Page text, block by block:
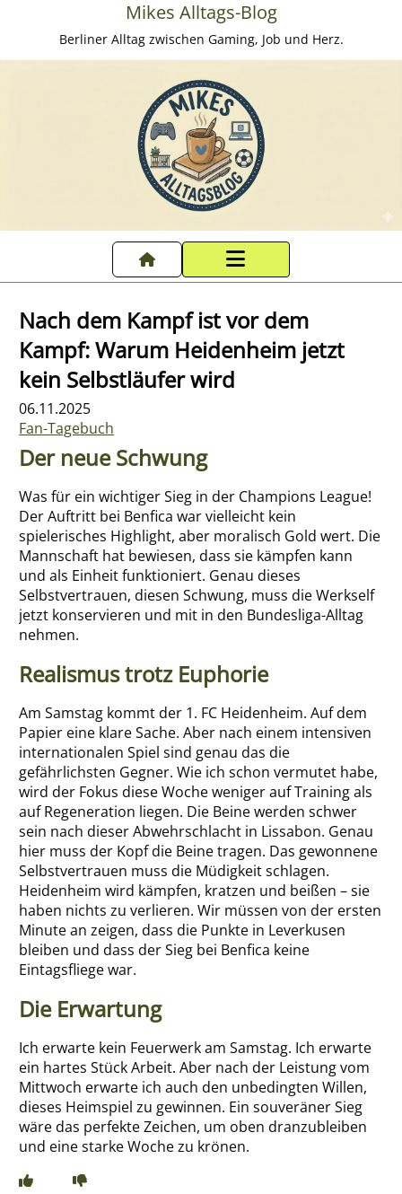
Mikes Alltags-Blog
Berliner Alltag zwischen Gaming, Job und Herz.
Datenschutzerklärung
Impressum
Über mich
Nach dem Kampf ist vor dem
Kampf: Warum Heidenheim jetzt
kein Selbstläufer wird
06.11.2025
Fan-Tagebuch
Der neue Schwung
Was für ein wichtiger Sieg in der Champions League!
Der Auftritt bei Benfica war vielleicht kein
spielerisches Highlight, aber moralisch Gold wert. Die
Mannschaft hat bewiesen, dass sie kämpfen kann
und als Einheit funktioniert. Genau dieses
Selbstvertrauen, diesen Schwung, muss die Werkself
jetzt konservieren und mit in den Bundesliga-Alltag
nehmen.
Realismus trotz Euphorie
Am Samstag kommt der 1. FC Heidenheim. Auf dem
Papier eine klare Sache. Aber nach einem intensiven
internationalen Spiel sind genau das die
gefährlichsten Gegner. Wie ich schon vermutet habe,
wird der Fokus diese Woche weniger auf Training als
auf Regeneration liegen. Die Beine werden schwer
sein nach dieser Abwehrschlacht in Lissabon. Genau
hier muss der Kopf die Beine tragen. Das gewonnene
Selbstvertrauen muss die Müdigkeit schlagen.
Heidenheim wird kämpfen, kratzen und beißen – sie
haben nichts zu verlieren. Wir müssen von der ersten
Minute an zeigen, dass die Punkte in Leverkusen
bleiben und dass der Sieg bei Benfica keine
Eintagsfliege war.
Die Erwartung
Ich erwarte kein Feuerwerk am Samstag. Ich erwarte
ein hartes Stück Arbeit. Aber nach der Leistung vom
Mittwoch erwarte ich auch den unbedingten Willen,
dieses Heimspiel zu gewinnen. Ein souveräner Sieg
wäre das perfekte Zeichen, um oben dranzubleiben
und eine starke Woche zu krönen.